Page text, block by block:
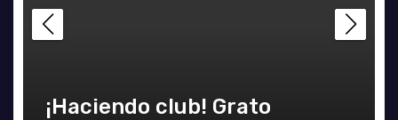
¡Haciendo club! Grato